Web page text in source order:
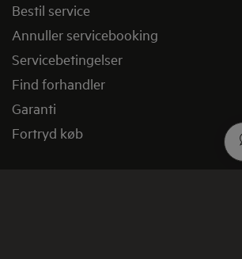
Bestil service
Annuller servicebooking
Servicebetingelser
Find forhandler
Garanti
Fortryd køb